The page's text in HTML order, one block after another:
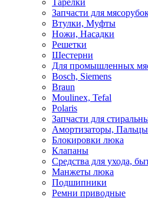
Тарелки
Запчасти для
Втулки, Муфты
Ножи, Насадки
Решетки
Шестерни
Для промышленных
Bosch, Siemens
Braun
Moulinex, Tefal
Polaris
Запчасти для
Амортизаторы, Пальцы
Блокировки люка
Клапаны
Средства для ухода,
Манжеты люка
Подшипники
Ремни приводные